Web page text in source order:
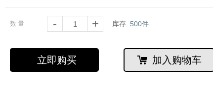
数量 - + 库存 500件
立即购买 加入购物车